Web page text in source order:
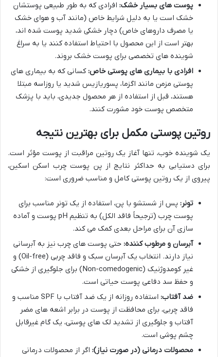
پوست های بسیار خشک: افرادی که به طور طبیعی پوستشان
خشک است یا به دلیل شرایط خاص (مانند آب و هوای خشک
یا مصرف داروهای خاص) دچار خشکی شدید پوست شده اند،
بهتر است از این محصول با احتیاط استفاده کنند یا به سراغ
شوینده های تخصصی برای پوست خشک بروند.
افرادی با بیماری های پوستی خاص: کسانی که به بیماری های
پوستی مزمن مانند اگزما، پسوریازیس شدید یا روزاسه مبتلا
هستند، قبل از استفاده از هر محصول جدیدی، باید با پزشک
متخصص پوست خود مشورت کنند.
روتین پوستی مکمل برای بهترین نتیجه
یک شوینده خوب، تنها آغاز یک روتین مراقبت از پوست مؤثر است.
برای دستیابی به حداکثر نتایج از پن پوست چرب اسکن اسکین،
پیروی از یک روتین پوستی کامل و مناسب ضروری است:
تونر: پس از شستشو با پن، استفاده از یک تونر مناسب برای
پوست چرب (ترجیحاً فاقد الکل) به تنظیم pH پوست و آماده
سازی آن برای مراحل بعدی کمک می کند.
آبرسان و مرطوب کننده: حتی پوست های چرب نیز به آبرسانی
نیاز دارند. انتخاب یک آبرسان سبک و فاقد چربی (Oil-free) و
غیر کومدوژنیک (Non-comedogenic) برای جلوگیری از خشکی
و حفظ سد دفاعی پوست حیاتی است.
ضد آفتاب:
استفاده روزانه از یک ضد آفتاب با SPF مناسب و
فاقد چربی، برای محافظت از پوست در برابر اشعه های مضر
آفتاب و جلوگیری از تشدید لک های پوستی، یک گام غیرقابل
چشم پوشی است.
محصولات درمانی (در صورت نیاز): اگر از محصولات درمانی